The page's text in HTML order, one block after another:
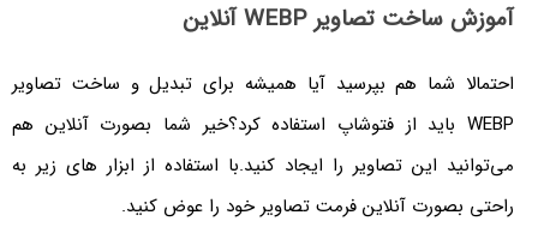
آموزش ساخت تصاویر WEBP آنلاین
احتمالا شما هم بپرسید آیا همیشه برای تبدیل و ساخت تصاویر
WEBP باید از فتوشاپ استفاده کرد؟خیر شما بصورت آنلاین هم
می‌توانید این تصاویر را ایجاد کنید.با استفاده از ابزار های زیر به
راحتی بصورت آنلاین فرمت تصاویر خود را عوض کنید.